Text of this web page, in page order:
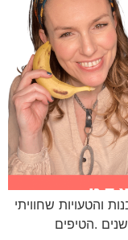
והטעויות שחוויתי
.הטיפים